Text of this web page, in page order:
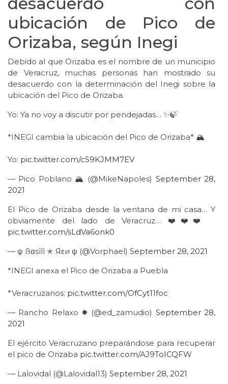
ubicación de Pico de
Orizaba, según Inegi
Debido al que Orizaba es el nombre de un municipio
de Veracruz, muchas personas han mostrado su
desacuerdo con la determinación del Inegi sobre la
ubicación del Pico de Orizaba.
Yo: Ya no voy a discutir por pendejadas… ✨🍃
*INEGI cambia la ubicación del Pico de Orizaba* 🏔
Yo: pic.twitter.com/cS9KJMM7EV
— Pico Poblano 🏔 (@MikeNapoles) September 28,
2021
El Pico de Orizaba desde la ventana de mi casa… Y
obviamente del lado de Veracruz… ❤️❤️❤️
pic.twitter.com/sLdVa6onk0
— ψ ßαsîlî ✭ Яεи ψ (@Vorphael) September 28, 2021
*INEGI anexa el Pico de Orizaba a Puebla
*Veracruzanos: pic.twitter.com/OfCyt11foc
— Rancho Relaxo ✹ (@ed_zamudio) September 28,
2021
El ejército Veracruzano preparándose para recuperar
el pico de Orizaba pic.twitter.com/AJ9ToICQFW
— Lalovidal (@Lalovidal13) September 28, 2021